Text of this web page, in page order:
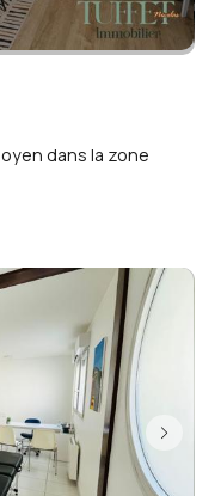
dans la zone